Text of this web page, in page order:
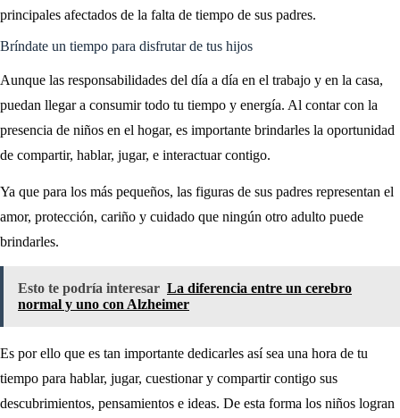
principales afectados de la falta de tiempo de sus padres.
Bríndate un tiempo para disfrutar de tus hijos
Aunque las responsabilidades del día a día en el trabajo y en la casa,
puedan llegar a consumir todo tu tiempo y energía. Al contar con la
presencia de niños en el hogar, es importante brindarles la oportunidad
de compartir, hablar, jugar, e interactuar contigo.
Ya que para los más pequeños, las figuras de sus padres representan el
amor, protección, cariño y cuidado que ningún otro adulto puede
brindarles.
Esto te podría interesar La diferencia entre un cerebro
normal y uno con Alzheimer
Es por ello que es tan importante dedicarles así sea una hora de tu
tiempo para hablar, jugar, cuestionar y compartir contigo sus
descubrimientos, pensamientos e ideas. De esta forma los niños logran